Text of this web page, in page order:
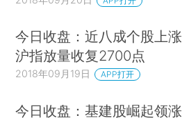
今日收盘：近八成个股上涨
沪指放量收复2700点
2018年09月19日 APP打开
今日收盘：基建股崛起领涨